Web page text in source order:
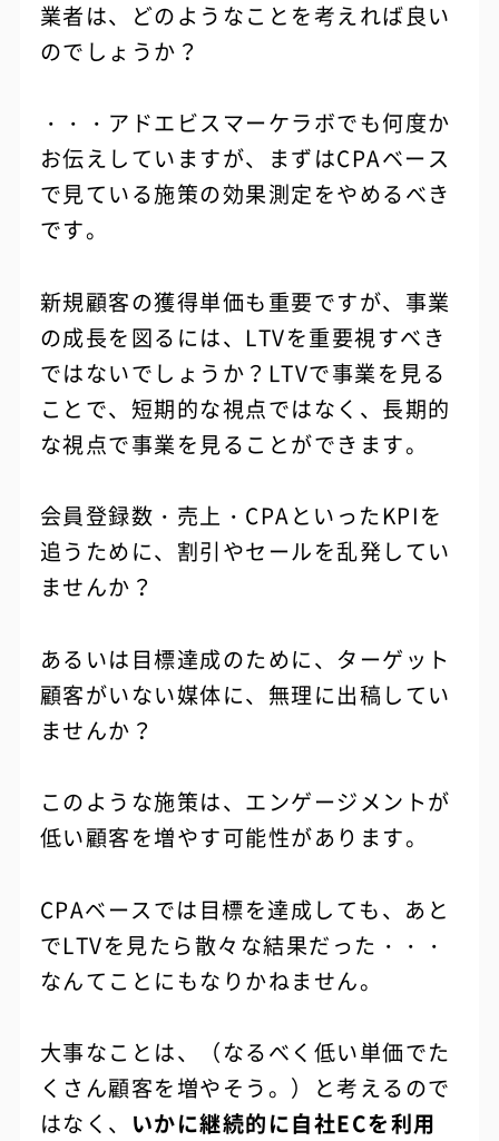
業者は、どのようなことを考えれば良い
のでしょうか？
・・・アドエビスマーケラボでも何度か
お伝えしていますが、まずはCPAベース
で見ている施策の効果測定をやめるべき
です。
新規顧客の獲得単価も重要ですが、事業
の成長を図るには、LTVを重要視すべき
ではないでしょうか？LTVで事業を見る
ことで、短期的な視点ではなく、長期的
な視点で事業を見ることができます。
会員登録数・売上・CPAといったKPIを
追うために、割引やセールを乱発してい
ませんか？
あるいは目標達成のために、ターゲット
顧客がいない媒体に、無理に出稿してい
ませんか？
このような施策は、エンゲージメントが
低い顧客を増やす可能性があります。
CPAベースでは目標を達成しても、あと
でLTVを見たら散々な結果だった・・・
なんてことにもなりかねません。
大事なことは、（なるべく低い単価でた
くさん顧客を増やそう。）と考えるので
はなく、 いかに継続的に自社ECを利用